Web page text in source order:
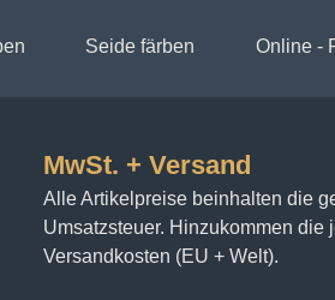
Seide färben Online -
MwSt. + Versand
Alle Artikelpreise beinhalten die
Umsatzsteuer. Hinzukommen die
Versandkosten (EU + Welt).